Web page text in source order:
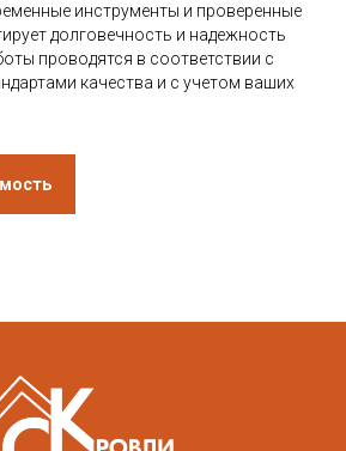
инструменты и проверенные
долговечность и надежность
проводятся в соответствии с
качества и с учетом ваших